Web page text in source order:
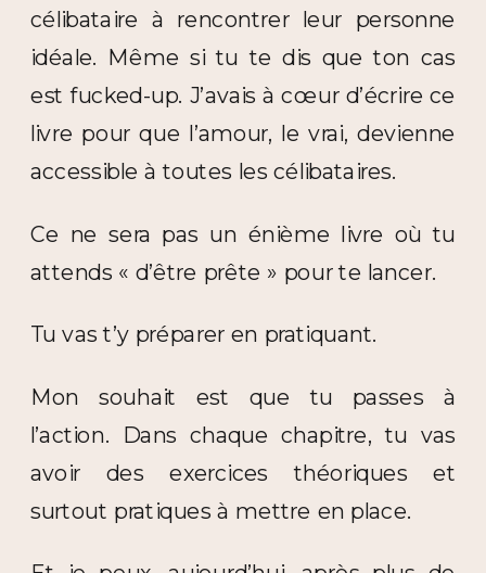
célibataire à rencontrer leur personne
idéale. Même si tu te dis que ton cas
est fucked-up. J’avais à cœur d’écrire ce
livre pour que l’amour, le vrai, devienne
accessible à toutes les célibataires.
Ce ne sera pas un énième livre où tu
attends « d’être prête » pour te lancer.
Tu vas t’y préparer en pratiquant.
Mon souhait est que tu passes à
l’action. Dans chaque chapitre, tu vas
avoir des exercices théoriques et
surtout pratiques à mettre en place.